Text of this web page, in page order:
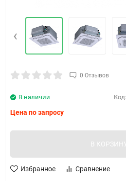
‹
0 Отзывов
Код:
В наличии
Цена по запросу
В
Избранное Сравнение